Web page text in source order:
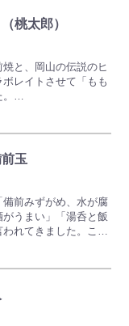
のある風合いに誰も
美味しくする「美味
ただけます。
桃太郎）
と、岡山の伝説のヒ
レイトさせて「もも
のある風合いに誰も
美味しくする「美味
ただけます。
玉
前みずがめ、水が腐
うまい」「湯呑と飯
れてきました。この
遠赤外線効果が期待
美味しくたけます。
ちし、また一晩汲み